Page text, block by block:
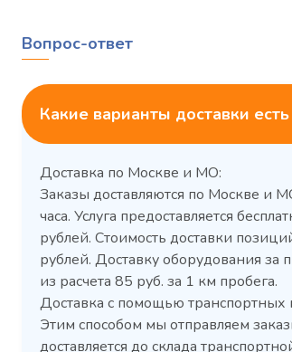
Холодильный шкаф Polair
CM105-G из
стали
Расход
электроэнергии за
3,5
Вопрос-ответ
Какие варианты доставки
Доставка по Москве и МО:
Заказы доставляются по Москве и
часа. Услуга предоставляется
рублей. Стоимость доставки
рублей. Доставку оборудования
из расчета 85 руб. за 1 км пробега.
Доставка с помощью транспортных
Этим способом мы отправляем
доставляется до склада